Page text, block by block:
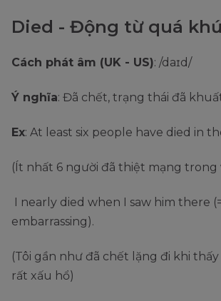
Died - Động từ quá
Cách phát âm (UK - US): /daɪd/
Ý nghĩa: Đã chết, trạng thái đã
Ex: At least six people have died in
(Ít nhất 6 người đã thiệt mạng trong
I nearly died when I saw him there
embarrassing).
(Tôi gần như đã chết lặng đi khi thấy
rất xấu hổ)